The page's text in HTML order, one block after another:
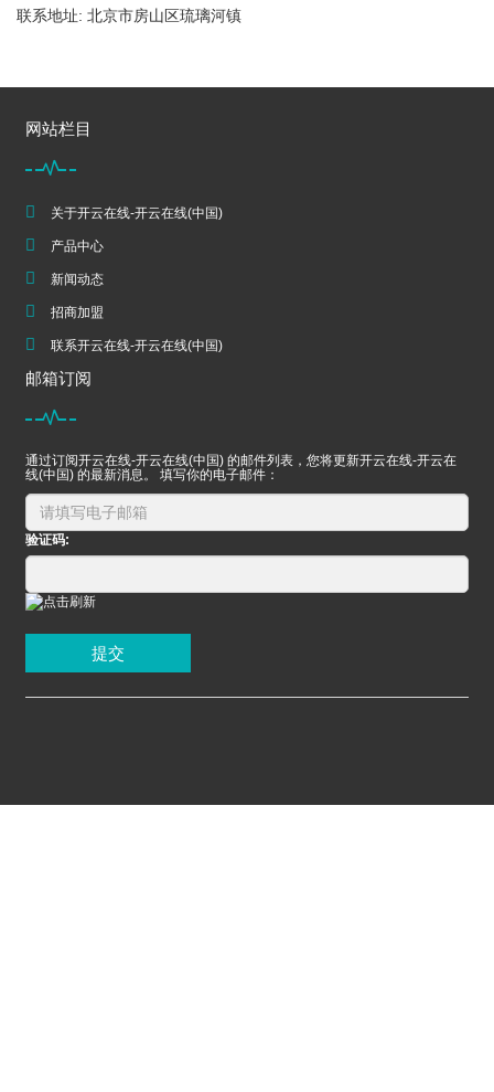
联系地址: 北京市房山区琉璃河镇
网站栏目
关于开云在线-开云在线(中国)
产品中心
新闻动态
招商加盟
联系开云在线-开云在线(中国)
邮箱订阅
通过订阅开云在线-开云在线(中国) 的邮件列表，您将更新开云在线-开云在
线(中国) 的最新消息。 填写你的电子邮件：
验证码:
提交